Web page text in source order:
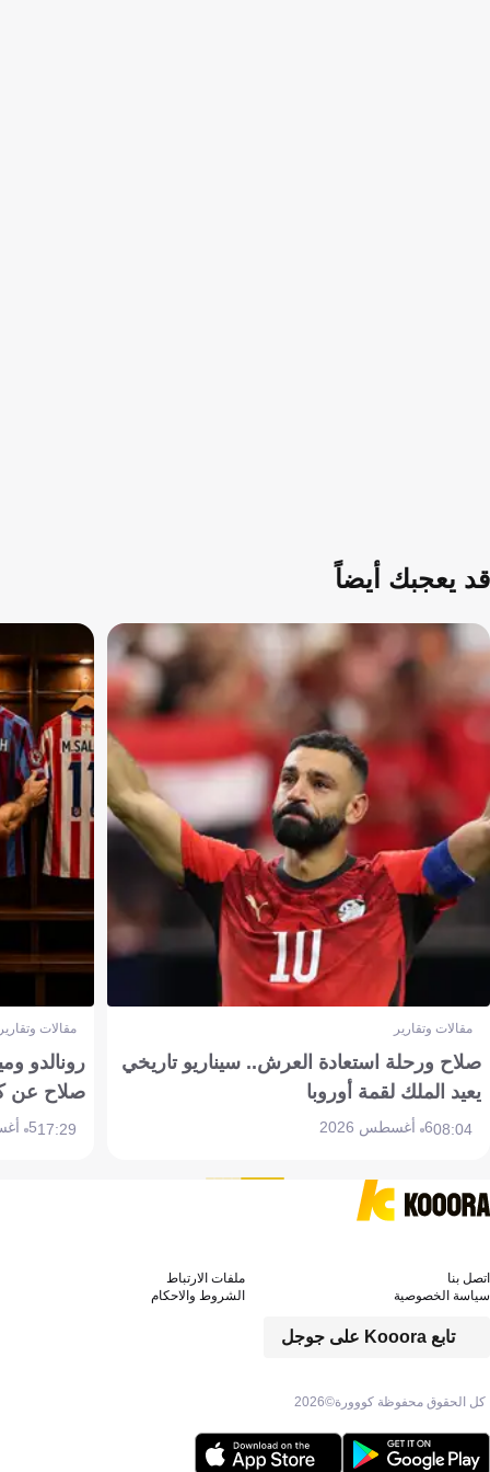
قد يعجبك أيضاً
مقالات وتقارير
صلاح ورحلة استعادة العرش.. سيناريو تاريخي
يعيد الملك لقمة أوروبا
08:046 أغسطس 2026
مقالات
رونالدو
صلاح عن
17:295 أغسطس 2026
كل الحقوق محفوظة كووورة©2026
تابع Kooora على جوجل
اتصل بنا
ملفات الارتباط
سياسة الخصوصية
الشروط والاحكام